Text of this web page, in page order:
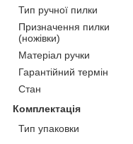
Тип ручної пилки
Призначення пилки
(ножівки)
Матеріал ручки
Гарантійний термін
Стан
Комплектація
Тип упаковки